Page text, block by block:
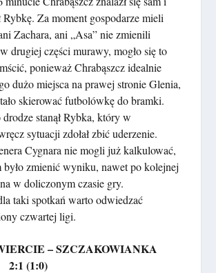
Rybkę. Za moment gospodarze mieli
Zachara, ani „Asa” nie zmienili
drugiej części murawy, mogło się to
ponieważ Chrabąszcz idealnie
dużo miejsca na prawej stronie Glenia,
skierować futbolówkę do bramki.
drodze stanął Rybka, który w
sytuacji zdołał zbić uderzenie.
Cygnara nie mogli już kalkulować,
było zmienić wyniku, nawet po kolejnej
w doliczonym czasie gry.
taki spotkań warto odwiedzać
czwartej ligi.
– SZCZAKOWIANKA
2:1 (1:0)